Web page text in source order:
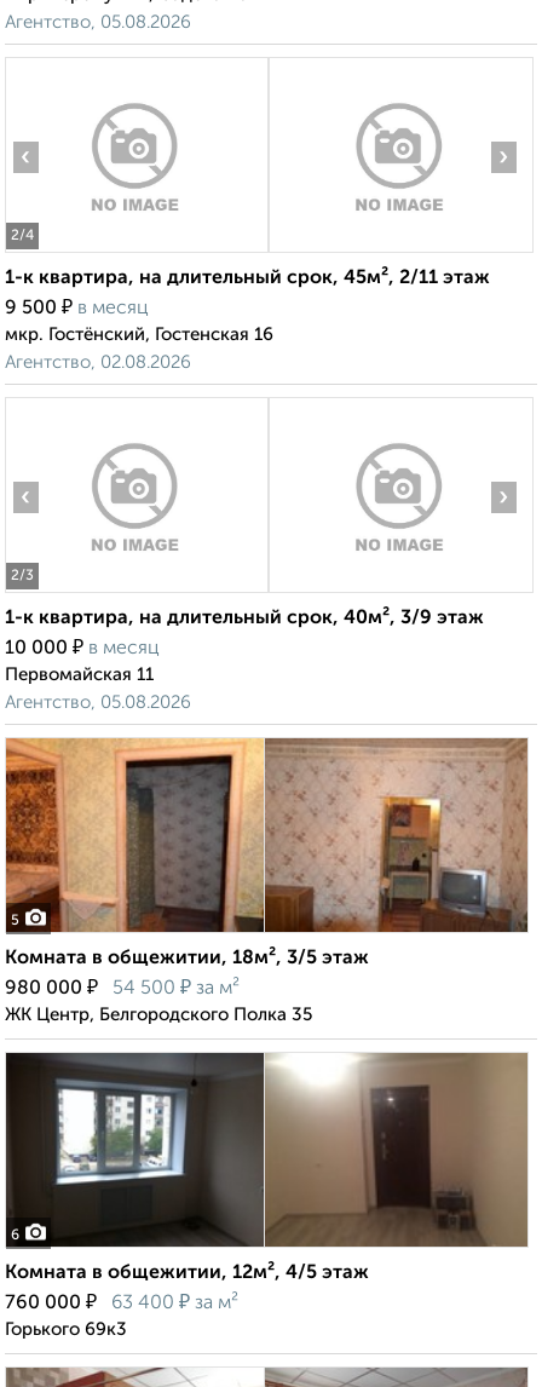
Агентство, 05.08.2026
2/4
‹ ›
1-к квартира, на длительный срок, 45м², 2/11 этаж
9 500 ₽ в месяц
мкр. Гостёнский, Гостенская 16
Агентство, 02.08.2026
2/3
‹ ›
1-к квартира, на длительный срок, 40м², 3/9 этаж
10 000 ₽ в месяц
Первомайская 11
Агентство, 05.08.2026
5
Комната в общежитии, 18м², 3/5 этаж
980 000 ₽ 54 500 ₽ за м²
ЖК Центр, Белгородского Полка 35
6
Комната в общежитии, 12м², 4/5 этаж
760 000 ₽ 63 400 ₽ за м²
Горького 69к3